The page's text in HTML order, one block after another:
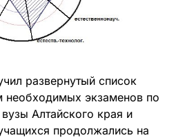
развернутый список
необходимых экзаменов по
Алтайского края и
продолжались на